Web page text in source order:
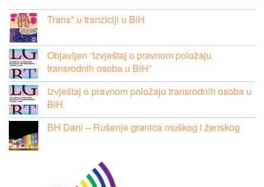
Trans* u tranziciji u BiH
Objavljen “Izvještaj o pravnom položaju
transrodnih osoba u BiH”
Izvještaj o pravnom položaju transrodnih osoba u
BiH
BH Dani – Rušenje granica muškog i ženskog